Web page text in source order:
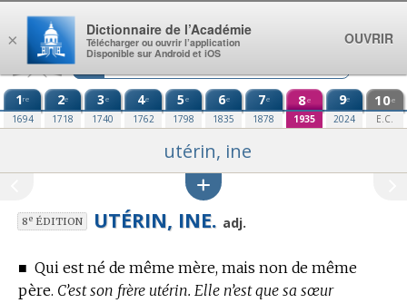
Aller au contenu
1re
1694
2e
1718
3e
1740
4e
1762
5e
1798
6e
1835
7e
1878
8e
1935
9e
2024
10e
E.C.
utérin, ine
8eÉDITION UTÉRIN, INE. adj.
■ Qui est né de même mère, mais non de même
père. C’est son frère utérin. Elle n’est que sa sœur
×
Dictionnaire de l’Académie
Télécharger ou ouvrir l’application
Disponible sur Android et iOS
OUVRIR